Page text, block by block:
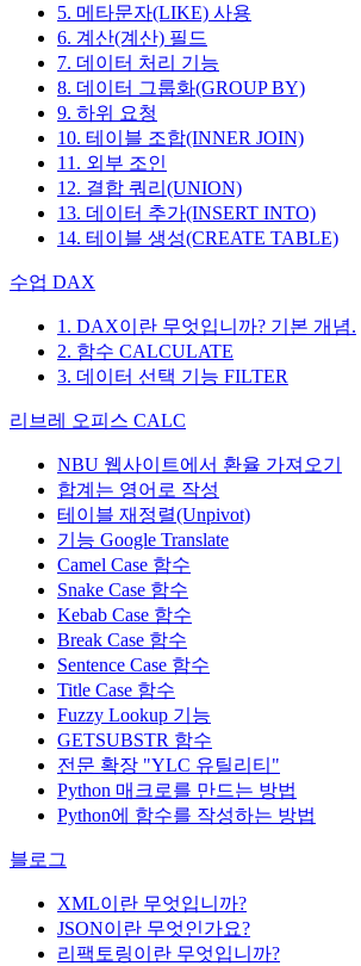
5. 메타문자(LIKE) 사용
6. 계산(계산) 필드
7. 데이터 처리 기능
8. 데이터 그룹화(GROUP BY)
9. 하위 요청
10. 테이블 조합(INNER JOIN)
11. 외부 조인
12. 결합 쿼리(UNION)
13. 데이터 추가(INSERT INTO)
14. 테이블 생성(CREATE TABLE)
수업 DAX
1. DAX이란 무엇입니까? 기본 개념.
2. 함수 CALCULATE
3. 데이터 선택 기능 FILTER
리브레 오피스 CALC
NBU 웹사이트에서 환율 가져오기
합계는 영어로 작성
테이블 재정렬(Unpivot)
기능 Google Translate
Camel Case 함수
Snake Case 함수
Kebab Case 함수
Break Case 함수
Sentence Case 함수
Title Case 함수
Fuzzy Lookup 기능
GETSUBSTR 함수
전문 확장 "YLC 유틸리티"
Python 매크로를 만드는 방법
Python에 함수를 작성하는 방법
블로그
XML이란 무엇입니까?
JSON이란 무엇인가요?
리팩토링이란 무엇입니까?